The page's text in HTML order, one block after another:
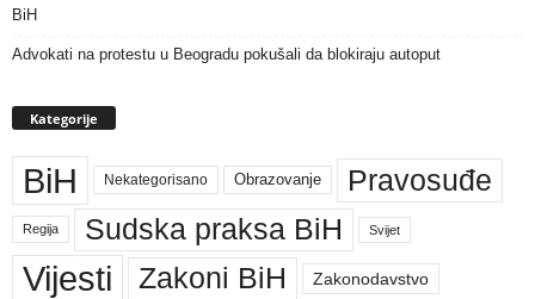
BiH
Advokati na protestu u Beogradu pokušali da blokiraju autoput
Kategorije
BiH Nekategorisano Obrazovanje Pravosuđe
Regija Sudska praksa BiH Svijet
Vijesti Zakoni BiH Zakonodavstvo